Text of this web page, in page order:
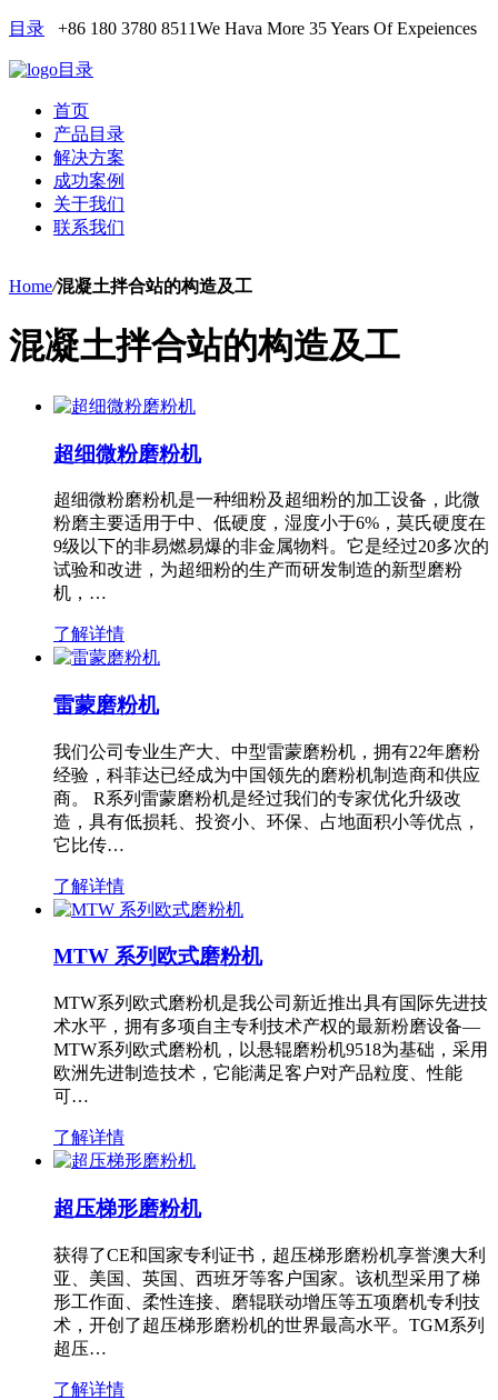
目录 +86 180 3780 8511We Hava More 35 Years Of Expeiences
目录
首页
产品目录
解决方案
成功案例
关于我们
联系我们
Home/混凝土拌合站的构造及工
混凝土拌合站的构造及工
超细微粉磨粉机
超细微粉磨粉机是一种细粉及超细粉的加工设备，此微
粉磨主要适用于中、低硬度，湿度小于6%，莫氏硬度在
9级以下的非易燃易爆的非金属物料。它是经过20多次的
试验和改进，为超细粉的生产而研发制造的新型磨粉
机，…
了解详情
雷蒙磨粉机
我们公司专业生产大、中型雷蒙磨粉机，拥有22年磨粉
经验，科菲达已经成为中国领先的磨粉机制造商和供应
商。 R系列雷蒙磨粉机是经过我们的专家优化升级改
造，具有低损耗、投资小、环保、占地面积小等优点，
它比传…
了解详情
MTW 系列欧式磨粉机
MTW系列欧式磨粉机是我公司新近推出具有国际先进技
术水平，拥有多项自主专利技术产权的最新粉磨设备—
MTW系列欧式磨粉机，以悬辊磨粉机9518为基础，采用
欧洲先进制造技术，它能满足客户对产品粒度、性能
可…
了解详情
超压梯形磨粉机
获得了CE和国家专利证书，超压梯形磨粉机享誉澳大利
亚、美国、英国、西班牙等客户国家。该机型采用了梯
形工作面、柔性连接、磨辊联动增压等五项磨机专利技
术，开创了超压梯形磨粉机的世界最高水平。TGM系列
超压…
了解详情